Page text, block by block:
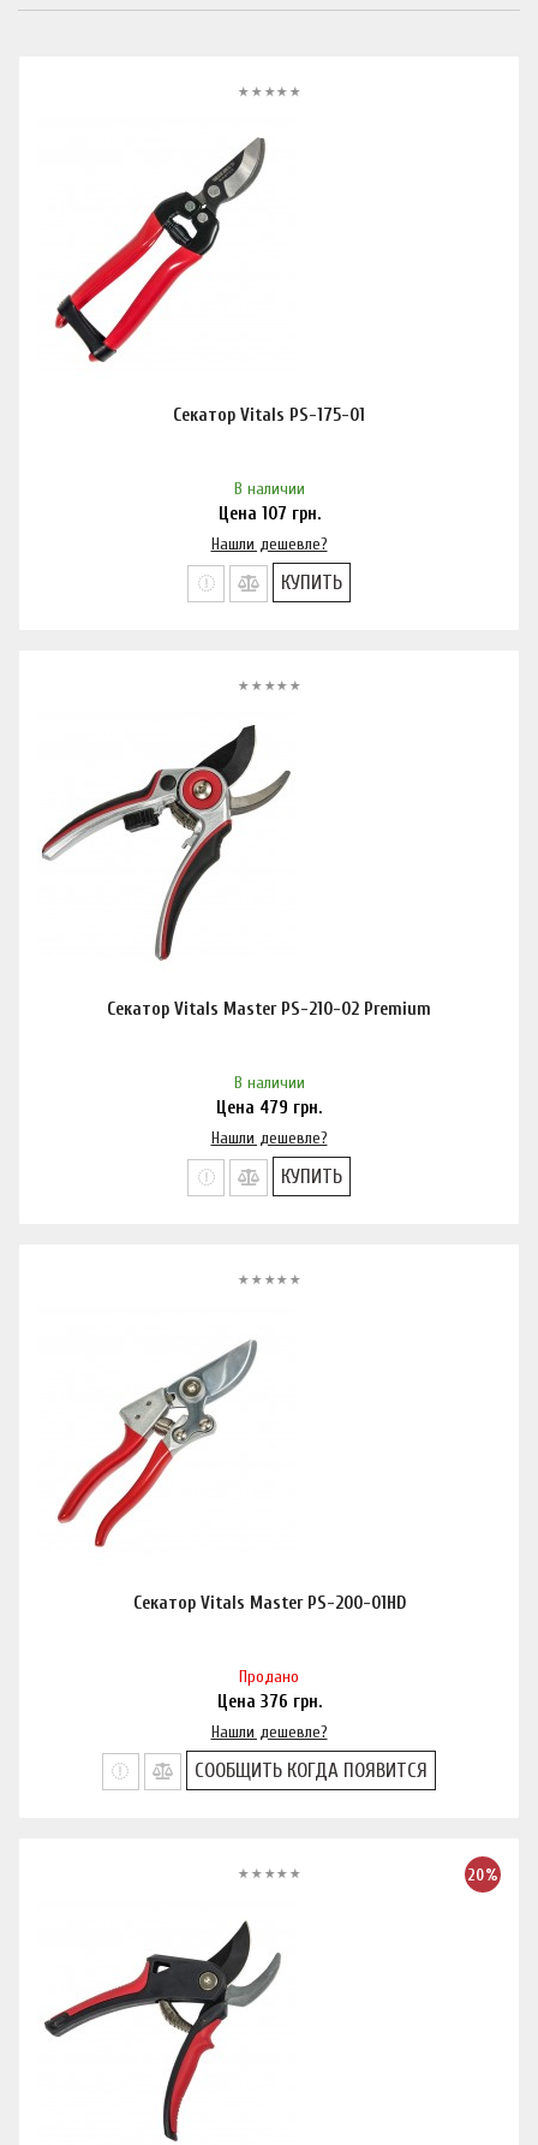
Секатор Vitals PS-175-01
В наличии
Цена 107 грн.
Нашли дешевле?
КУПИТЬ
Секатор Vitals Master PS-210-02 Premium
В наличии
Цена 479 грн.
Нашли дешевле?
КУПИТЬ
Секатор Vitals Master PS-200-01HD
Продано
Цена 376 грн.
Нашли дешевле?
СООБЩИТЬ КОГДА ПОЯВИТСЯ
20%